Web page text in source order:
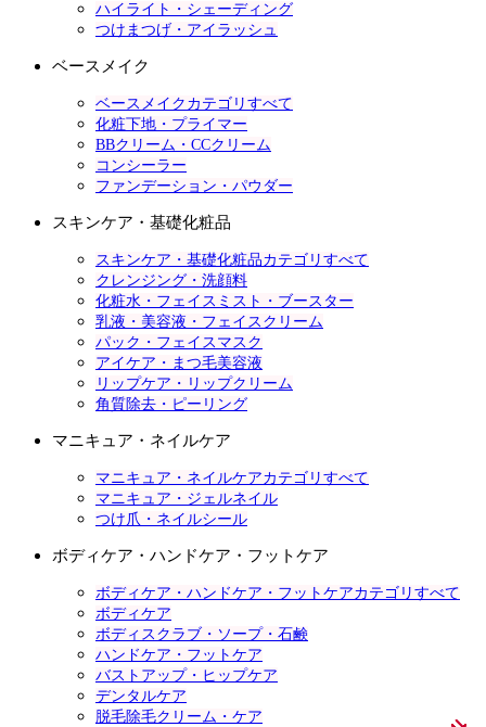
ハイライト・シェーディング
つけまつげ・アイラッシュ
ベースメイク
ベースメイクカテゴリすべて
化粧下地・プライマー
BBクリーム・CCクリーム
コンシーラー
ファンデーション・パウダー
スキンケア・基礎化粧品
スキンケア・基礎化粧品カテゴリすべて
クレンジング・洗顔料
化粧水・フェイスミスト・ブースター
乳液・美容液・フェイスクリーム
パック・フェイスマスク
アイケア・まつ毛美容液
リップケア・リップクリーム
角質除去・ピーリング
マニキュア・ネイルケア
マニキュア・ネイルケアカテゴリすべて
マニキュア・ジェルネイル
つけ爪・ネイルシール
ボディケア・ハンドケア・フットケア
ボディケア・ハンドケア・フットケアカテゴリすべて
ボディケア
ボディスクラブ・ソープ・石鹸
ハンドケア・フットケア
バストアップ・ヒップケア
デンタルケア
脱毛除毛クリーム・ケア